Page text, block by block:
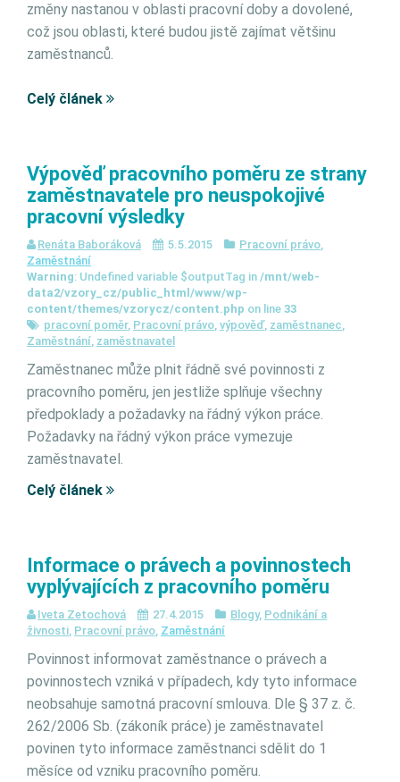
změny nastanou v oblasti pracovní doby a dovolené,
což jsou oblasti, které budou jistě zajímat většinu
zaměstnanců.
Celý článek
Výpověď pracovního poměru ze strany
zaměstnavatele pro neuspokojivé
pracovní výsledky
Renáta Baboráková 5.5.2015 Pracovní právo,
Zaměstnání
Warning: Undefined variable $outputTag in /mnt/web-
data2/vzory_cz/public_html/www/wp-
content/themes/vzorycz/content.php on line 33
pracovní poměr, Pracovní právo, výpověď, zaměstnanec,
Zaměstnání, zaměstnavatel
Zaměstnanec může plnit řádně své povinnosti z
pracovního poměru, jen jestliže splňuje všechny
předpoklady a požadavky na řádný výkon práce.
Požadavky na řádný výkon práce vymezuje
zaměstnavatel.
Celý článek
Informace o právech a povinnostech
vyplývajících z pracovního poměru
Iveta Zetochová 27.4.2015 Blogy, Podnikání a
živnosti, Pracovní právo, Zaměstnání
Povinnost informovat zaměstnance o právech a
povinnostech vzniká v případech, kdy tyto informace
neobsahuje samotná pracovní smlouva. Dle § 37 z. č.
262/2006 Sb. (zákoník práce) je zaměstnavatel
povinen tyto informace zaměstnanci sdělit do 1
měsíce od vzniku pracovního poměru.